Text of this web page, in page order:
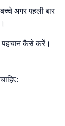
अगर पहली बार
पहचान कैसे करें।